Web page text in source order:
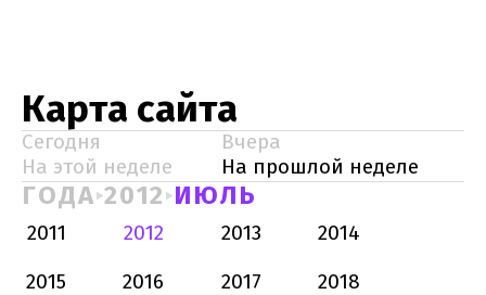
Карта сайта
Сегодня
Вчера
На этой неделе
На прошлой неделе
ГОДА 2012 ИЮЛЬ
2011 2012 2013
2014
2015
2016 2017
2018